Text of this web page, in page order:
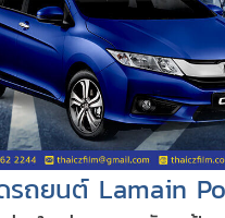
ถยนต์ Lamain